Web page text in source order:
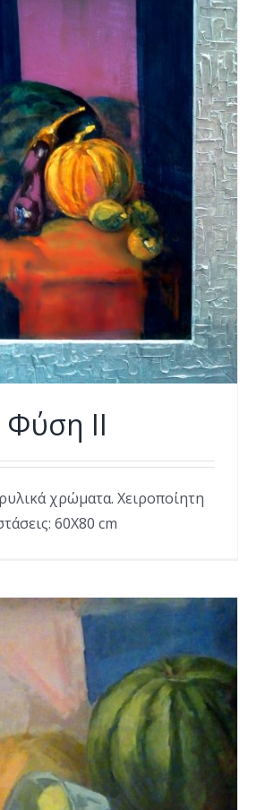
ΙΙ
χρώματα. Χειροποίητη
60Χ80 cm